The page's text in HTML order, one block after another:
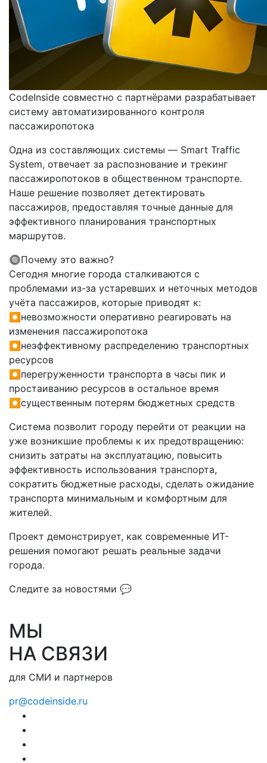
CodeInside совместно с партнёрами разрабатывает
систему автоматизированного контроля
пассажиропотока
Одна из составляющих системы — Smart Traffic
System, отвечает за распознование и трекинг
пассажиропотоков в общественном транспорте.
Наше решение позволяет детектировать
пассажиров, предоставляя точные данные для
эффективного планирования транспортных
маршрутов.
🔘Почему это важно?
Сегодня многие города сталкиваются с
проблемами из-за устаревших и неточных методов
учёта пассажиров, которые приводят к:
⏺невозможности оперативно реагировать на
изменения пассажиропотока
⏺неэффективному распределению транспортных
ресурсов
⏺перегруженности транспорта в часы пик и
простаиванию ресурсов в остальное время
⏺существенным потерям бюджетных средств
Система позволит городу перейти от реакции на
уже возникшие проблемы к их предотвращению:
снизить затраты на эксплуатацию, повысить
эффективность использования транспорта,
сократить бюджетные расходы, сделать ожидание
транспорта минимальным и комфортным для
жителей.
Проект демонстрирует, как современные ИТ-
решения помогают решать реальные задачи
города.
Следите за новостями 💬
МЫ
НА СВЯЗИ
для СМИ и партнеров
pr@codeinside.ru